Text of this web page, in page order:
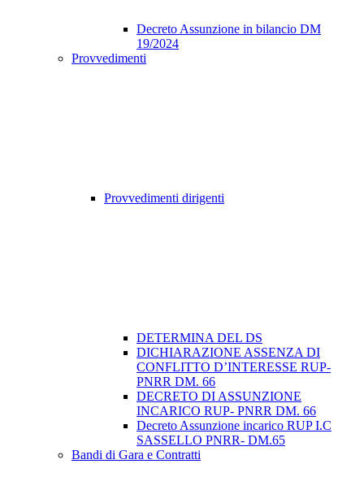
Decreto Assunzione in bilancio DM
19/2024
Provvedimenti
Provvedimenti dirigenti
DETERMINA DEL DS
DICHIARAZIONE ASSENZA DI
CONFLITTO D’INTERESSE RUP-
PNRR DM. 66
DECRETO DI ASSUNZIONE
INCARICO RUP- PNRR DM. 66
Decreto Assunzione incarico RUP I.C
SASSELLO PNRR- DM.65
Bandi di Gara e Contratti